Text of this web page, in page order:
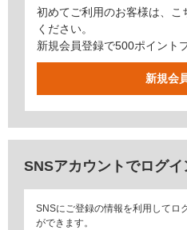
SNSアカウントでログ
SNSにご登録の情報を利用してロ
ができます。
初めてご利用のお客様は、こ
ください。
新規会員登録で500ポイント